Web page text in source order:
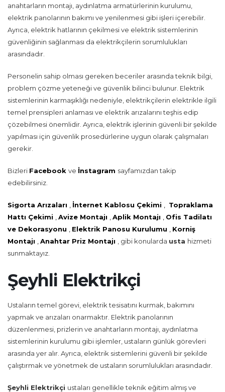
anahtarların montajı, aydınlatma armatürlerinin kurulumu,
elektrik panolarının bakımı ve yenilenmesi gibi işleri içerebilir.
Ayrıca, elektrik hatlarının çekilmesi ve elektrik sistemlerinin
güvenliğinin sağlanması da elektrikçilerin sorumlulukları
arasındadır.
Personelin sahip olması gereken beceriler arasında teknik bilgi,
problem çözme yeteneği ve güvenlik bilinci bulunur. Elektrik
sistemlerinin karmaşıklığı nedeniyle, elektrikçilerin elektrikle ilgili
temel prensipleri anlaması ve elektrik arızalarını teşhis edip
çözebilmesi önemlidir. Ayrıca, elektrik işlerinin güvenli bir şekilde
yapılması için güvenlik prosedürlerine uygun olarak çalışmaları
gerekir.
Bizleri Facebook ve İnstagram sayfamızdan takip
edebilirsiniz.
Sigorta Arızaları İnternet Kablosu Çekimi
Topraklama
Hattı Çekimi
Avize Montajı Aplik Montajı
Ofis Tadilatı
ve Dekorasyonu
Elektrik Panosu Kurulumu
Korniş
Montajı
Anahtar Priz Montajı , gibi konularda usta hizmeti
sunmaktayız.
Şeyhli Elektrikçi
Ustaların temel görevi, elektrik tesisatını kurmak, bakımını
yapmak ve arızaları onarmaktır. Elektrik panolarının
düzenlenmesi, prizlerin ve anahtarların montajı, aydınlatma
sistemlerinin kurulumu gibi işlemler, ustaların günlük görevleri
arasında yer alır. Ayrıca, elektrik sistemlerini güvenli bir şekilde
çalıştırmak ve yönetmek de ustaların sorumlulukları arasındadır.
Şeyhli Elektrikçi ustaları genellikle teknik eğitim almış ve